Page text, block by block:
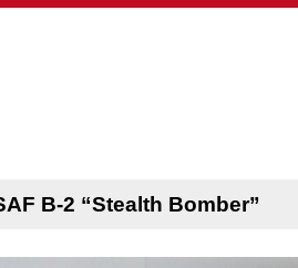
B-2 “Stealth Bomber”